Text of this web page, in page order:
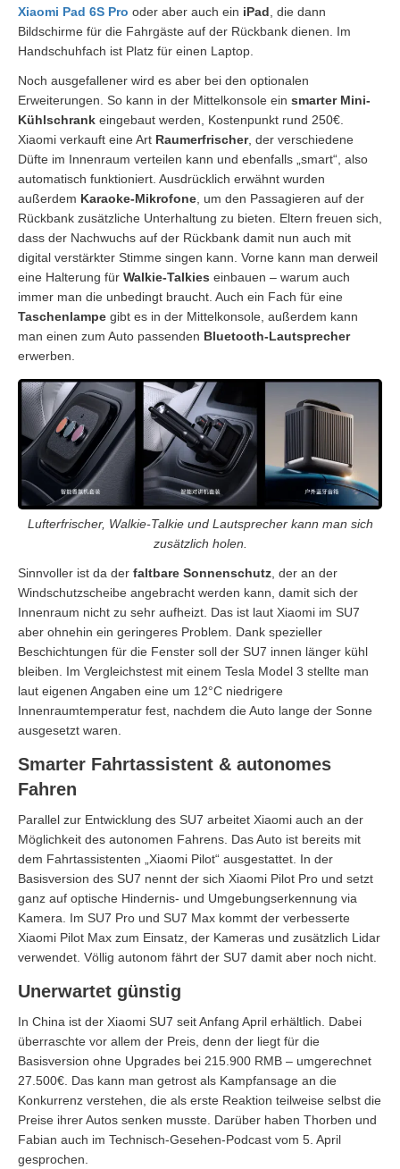
Xiaomi Pad 6S Pro oder aber auch ein iPad , die dann
Bildschirme für die Fahrgäste auf der Rückbank dienen. Im
Handschuhfach ist Platz für einen Laptop.
Noch ausgefallener wird es aber bei den optionalen
Erweiterungen. So kann in der Mittelkonsole ein smarter Mini-
Kühlschrank eingebaut werden, Kostenpunkt rund 250€.
Xiaomi verkauft eine Art Raumerfrischer, der verschiedene
Düfte im Innenraum verteilen kann und ebenfalls „smart“, also
automatisch funktioniert. Ausdrücklich erwähnt wurden
außerdem Karaoke-Mikrofone , um den Passagieren auf der
Rückbank zusätzliche Unterhaltung zu bieten. Eltern freuen sich,
dass der Nachwuchs auf der Rückbank damit nun auch mit
digital verstärkter Stimme singen kann. Vorne kann man derweil
eine Halterung für Walkie-Talkies einbauen – warum auch
immer man die unbedingt braucht. Auch ein Fach für eine
Taschenlampe gibt es in der Mittelkonsole, außerdem kann
man einen zum Auto passenden Bluetooth-Lautsprecher
erwerben.
Lufterfrischer, Walkie-Talkie und Lautsprecher kann man sich
zusätzlich holen.
Sinnvoller ist da der faltbare Sonnenschutz , der an der
Windschutzscheibe angebracht werden kann, damit sich der
Innenraum nicht zu sehr aufheizt. Das ist laut Xiaomi im SU7
aber ohnehin ein geringeres Problem. Dank spezieller
Beschichtungen für die Fenster soll der SU7 innen länger kühl
bleiben. Im Vergleichstest mit einem Tesla Model 3 stellte man
laut eigenen Angaben eine um 12°C niedrigere
Innenraumtemperatur fest, nachdem die Auto lange der Sonne
ausgesetzt waren.
Smarter Fahrtassistent & autonomes
Fahren
Parallel zur Entwicklung des SU7 arbeitet Xiaomi auch an der
Möglichkeit des autonomen Fahrens. Das Auto ist bereits mit
dem Fahrtassistenten „Xiaomi Pilot“ ausgestattet. In der
Basisversion des SU7 nennt der sich Xiaomi Pilot Pro und setzt
ganz auf optische Hindernis- und Umgebungserkennung via
Kamera. Im SU7 Pro und SU7 Max kommt der verbesserte
Xiaomi Pilot Max zum Einsatz, der Kameras und zusätzlich Lidar
verwendet. Völlig autonom fährt der SU7 damit aber noch nicht.
Unerwartet günstig
In China ist der Xiaomi SU7 seit Anfang April erhältlich. Dabei
überraschte vor allem der Preis, denn der liegt für die
Basisversion ohne Upgrades bei 215.900 RMB – umgerechnet
27.500€. Das kann man getrost als Kampfansage an die
Konkurrenz verstehen, die als erste Reaktion teilweise selbst die
Preise ihrer Autos senken musste. Darüber haben Thorben und
Fabian auch im Technisch-Gesehen-Podcast vom 5. April
gesprochen.